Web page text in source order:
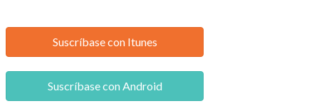
Suscríbase con Itunes
Suscríbase con Android